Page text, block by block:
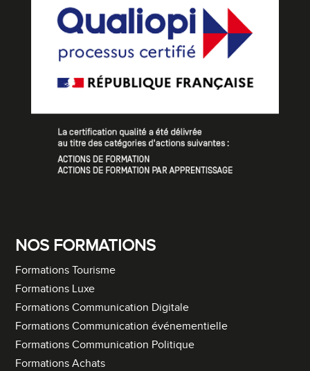
NOS FORMATIONS
Formations Tourisme
Formations Luxe
Formations Communication Digitale
Formations Communication événementielle
Formations Communication Politique
Formations Achats